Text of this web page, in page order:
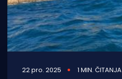
22 pro. 2025 1 MIN. ČITANJA